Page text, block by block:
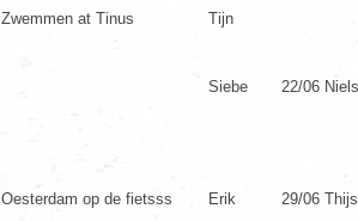
Zwemmen at Tinus Tijn
Siebe 22/06
Oesterdam op de fietsss Erik 29/06